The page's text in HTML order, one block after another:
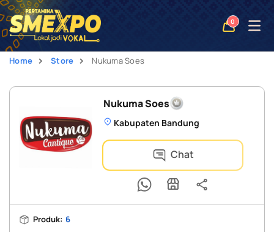
0
Open
Home Store Nukuma Soes
Nukuma Soes
Kabupaten Bandung
Chat
Produk: 6